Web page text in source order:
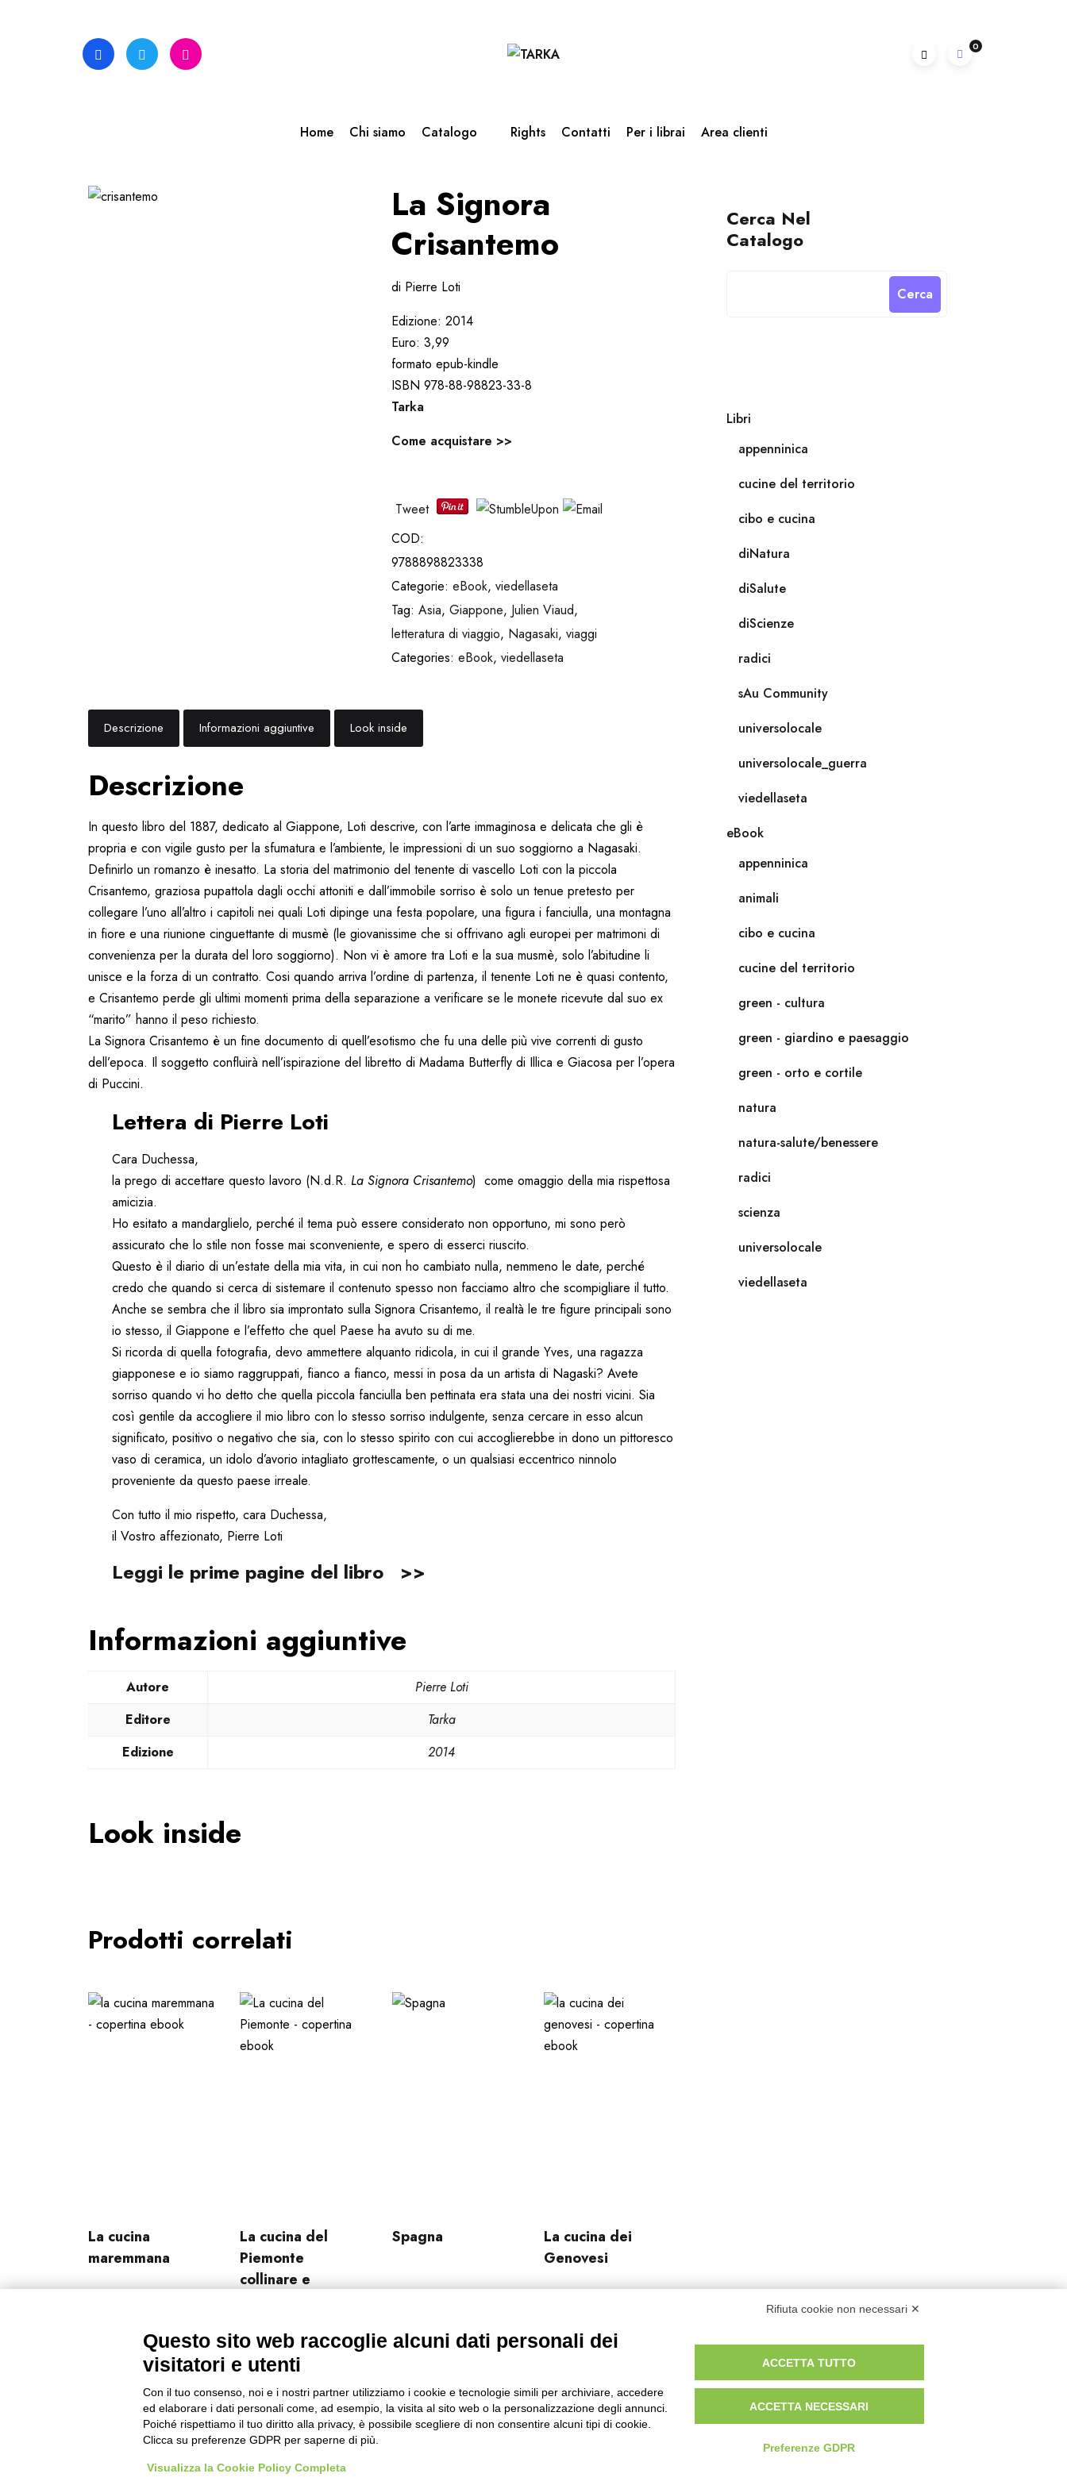
0
Home Chi siamo Catalogo Rights Contatti Per i librai Area clienti
La Signora
Crisantemo
di Pierre Loti
Edizione: 2014
Euro: 3,99
formato epub-kindle
ISBN 978-88-98823-33-8
Tarka
Come acquistare >>
Tweet
COD:
9788898823338
Categorie: eBook, viedellaseta
Tag: Asia, Giappone, Julien Viaud,
letteratura di viaggio, Nagasaki, viaggi
Categories: eBook, viedellaseta
Descrizione Informazioni aggiuntive Look inside
Descrizione
In questo libro del 1887, dedicato al Giappone, Loti descrive, con l’arte immaginosa e delicata che gli è
propria e con vigile gusto per la sfumatura e l’ambiente, le impressioni di un suo soggiorno a Nagasaki.
Definirlo un romanzo è inesatto. La storia del matrimonio del tenente di vascello Loti con la piccola
Crisantemo, graziosa pupattola dagli occhi attoniti e dall’immobile sorriso è solo un tenue pretesto per
collegare l’uno all’altro i capitoli nei quali Loti dipinge una festa popolare, una figura i fanciulla, una montagna
in fiore e una riunione cinguettante di musmè (le giovanissime che si offrivano agli europei per matrimoni di
convenienza per la durata del loro soggiorno). Non vi è amore tra Loti e la sua musmè, solo l’abitudine li
unisce e la forza di un contratto. Cosi quando arriva l’ordine di partenza, il tenente Loti ne è quasi contento,
e Crisantemo perde gli ultimi momenti prima della separazione a verificare se le monete ricevute dal suo ex
“marito” hanno il peso richiesto.
La Signora Crisantemo è un fine documento di quell’esotismo che fu una delle più vive correnti di gusto
dell’epoca. Il soggetto confluirà nell’ispirazione del libretto di Madama Butterfly di Illica e Giacosa per l’opera
di Puccini.
Lettera di Pierre Loti
Cara Duchessa,
la prego di accettare questo lavoro (N.d.R. La Signora Crisantemo) come omaggio della mia rispettosa
amicizia.
Ho esitato a mandarglielo, perché il tema può essere considerato non opportuno, mi sono però
assicurato che lo stile non fosse mai sconveniente, e spero di esserci riuscito.
Questo è il diario di un’estate della mia vita, in cui non ho cambiato nulla, nemmeno le date, perché
credo che quando si cerca di sistemare il contenuto spesso non facciamo altro che scompigliare il tutto.
Anche se sembra che il libro sia improntato sulla Signora Crisantemo, il realtà le tre figure principali sono
io stesso, il Giappone e l’effetto che quel Paese ha avuto su di me.
Si ricorda di quella fotografia, devo ammettere alquanto ridicola, in cui il grande Yves, una ragazza
giapponese e io siamo raggruppati, fianco a fianco, messi in posa da un artista di Nagaski? Avete
sorriso quando vi ho detto che quella piccola fanciulla ben pettinata era stata una dei nostri vicini. Sia
così gentile da accogliere il mio libro con lo stesso sorriso indulgente, senza cercare in esso alcun
significato, positivo o negativo che sia, con lo stesso spirito con cui accoglierebbe in dono un pittoresco
vaso di ceramica, un idolo d’avorio intagliato grottescamente, o un qualsiasi eccentrico ninnolo
proveniente da questo paese irreale.
Con tutto il mio rispetto, cara Duchessa,
il Vostro affezionato, Pierre Loti
Leggi le prime pagine del libro >>
Informazioni aggiuntive
Autore
Pierre Loti
Editore
Tarka
Edizione
2014
Look inside
Prodotti correlati
La cucina
maremmana
La cucina del
Piemonte
collinare e
Spagna
La cucina dei
Genovesi
Cerca Nel
Catalogo
Cerca
Libri
appenninica
cucine del territorio
cibo e cucina
diNatura
diSalute
diScienze
radici
sAu Community
universolocale
universolocale_guerra
viedellaseta
eBook
appenninica
animali
cibo e cucina
cucine del territorio
green - cultura
green - giardino e paesaggio
green - orto e cortile
natura
natura-salute/benessere
radici
scienza
universolocale
viedellaseta
Rifiuta cookie non necessari ✕
Questo sito web raccoglie alcuni dati personali dei
visitatori e utenti
Con il tuo consenso, noi e i nostri partner utilizziamo i cookie e tecnologie simili per archiviare, accedere
ed elaborare i dati personali come, ad esempio, la visita al sito web o la personalizzazione degli annunci.
Poiché rispettiamo il tuo diritto alla privacy, è possibile scegliere di non consentire alcuni tipi di cookie.
Clicca su preferenze GDPR per saperne di più.
Visualizza la Cookie Policy Completa
ACCETTA TUTTO
ACCETTA NECESSARI
Preferenze GDPR